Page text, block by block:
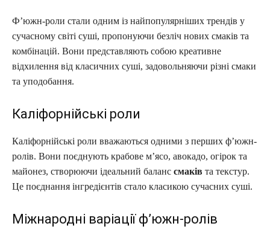
Ф’южн-роли стали одним із найпопулярніших трендів у
сучасному світі суші, пропонуючи безліч нових смаків та
комбінацій. Вони представляють собою креативне
відхилення від класичних суші, задовольняючи різні смаки
та уподобання.
Каліфорнійські роли
Каліфорнійські роли вважаються одними з перших ф’южн-
ролів. Вони поєднують крабове м’ясо, авокадо, огірок та
майонез, створюючи ідеальний баланс смаків та текстур.
Це поєднання інгредієнтів стало класикою сучасних суші.
Міжнародні варіації ф’южн-ролів